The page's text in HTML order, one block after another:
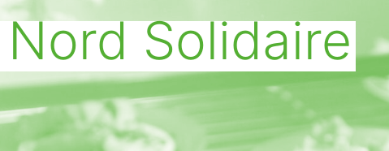
Solidaire